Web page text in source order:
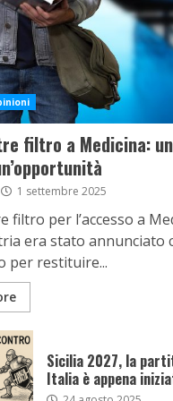
filtro a Medicina:
1 settembre 2025
filtro per l’accesso a
era stato annunciato
per restituire...
Sicilia 2027, la
Italia è appena